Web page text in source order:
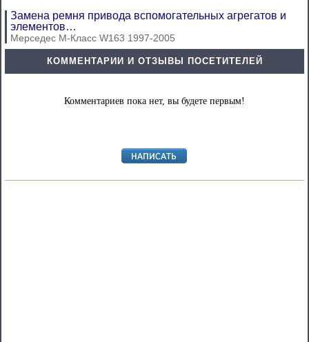
Замена ремня привода вспомогательных агрегатов и
элементов…
Мерседес М-Класс W163 1997-2005
КОММЕНТАРИИ И ОТЗЫВЫ ПОСЕТИТЕЛЕЙ
Комментариев пока нет, вы будете первым!